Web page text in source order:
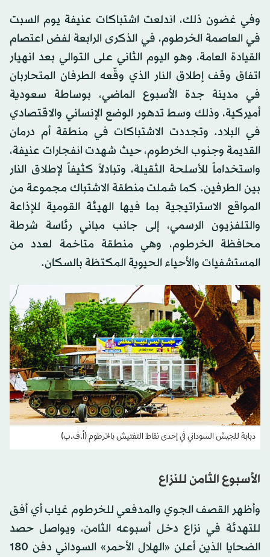
وفي غضون ذلك، اندلعت اشتباكات عنيفة يوم السبت
في العاصمة الخرطوم، في الذكرى الرابعة لفض اعتصام
القيادة العامة، وهو اليوم الثاني على التوالي بعد انهيار
اتفاق وقف إطلاق النار الذي وقّعه الطرفان المتحاربان
في مدينة جدة الأسبوع الماضي، بوساطة سعودية
أميركية، وذلك وسط تدهور الوضع الإنساني والاقتصادي
في البلاد. وتجددت الاشتباكات في منطقة أم درمان
القديمة وجنوب الخرطوم، حيث شهدت انفجارات عنيفة،
واستخداماً للأسلحة الثقيلة، وتبادلاً كثيفاً لإطلاق النار
بين الطرفين. كما شملت منطقة الاشتباك مجموعة من
المواقع الاستراتيجية بما فيها الهيئة القومية للإذاعة
والتلفزيون الرسمي، إلى جانب مباني رئاسة شرطة
محافظة الخرطوم، وهي منطقة متاخمة لعدد من
المستشفيات والأحياء الحيوية المكتظة بالسكان.
دبابة للجيش السوداني في إحدى نقاط التفتيش بالخرطوم (أ.ف.ب)
الأسبوع الثامن للنزاع
وأظهر القصف الجوي والمدفعي للخرطوم غياب أي أفق
للتهدئة في نزاع دخل أسبوعه الثامن، ويواصل حصد
الضحايا الذين أعلن «الهلال الأحمر» السوداني دفن 180